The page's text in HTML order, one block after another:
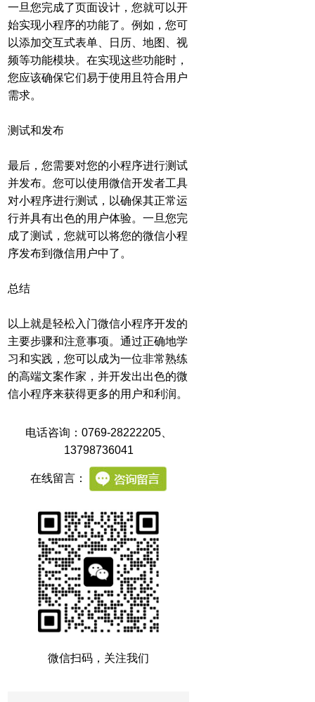
一旦您完成了页面设计，您就可以开
始实现小程序的功能了。例如，您可
以添加交互式表单、日历、地图、视
频等功能模块。在实现这些功能时，
您应该确保它们易于使用且符合用户
需求。
测试和发布
最后，您需要对您的小程序进行测试
并发布。您可以使用微信开发者工具
对小程序进行测试，以确保其正常运
行并具有出色的用户体验。一旦您完
成了测试，您就可以将您的微信小程
序发布到微信用户中了。
总结
以上就是轻松入门微信小程序开发的
主要步骤和注意事项。通过正确地学
习和实践，您可以成为一位非常熟练
的高端文案作家，并开发出出色的微
信小程序来获得更多的用户和利润。
电话咨询：0769-28222205、
13798736041
在线留言：
微信扫码，关注我们